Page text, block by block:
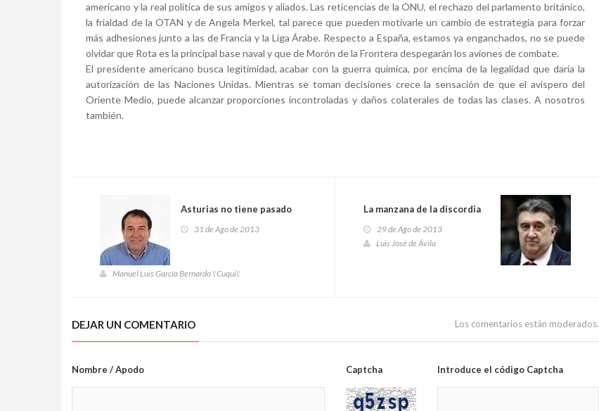
americano y la real política de sus amigos y aliados. Las reticencias de la ONU, el rechazo del parlamento británico,
la frialdad de la OTAN y de Angela Merkel, tal parece que pueden motivarle un cambio de estrategia para forzar
más adhesiones junto a las de Francia y la Liga Árabe. Respecto a España, estamos ya enganchados, no se puede
olvidar que Rota es la principal base naval y que de Morón de la Frontera despegarán los aviones de combate.
El presidente americano busca legitimidad, acabar con la guerra química, por encima de la legalidad que daría la
autorización de las Naciones Unidas. Mientras se toman decisiones crece la sensación de que el avispero del
Oriente Medio, puede alcanzar proporciones incontroladas y daños colaterales de todas las clases. A nosotros
también.
Asturias no tiene pasado
31 de Ago de 2013
Manuel Luis García Bernardo \'Cuqui\'
La manzana de la discordia
29 de Ago de 2013
Luis José de Ávila
DEJAR UN COMENTARIO Los comentarios están moderados.
Nombre / Apodo Captcha Introduce el código Captcha